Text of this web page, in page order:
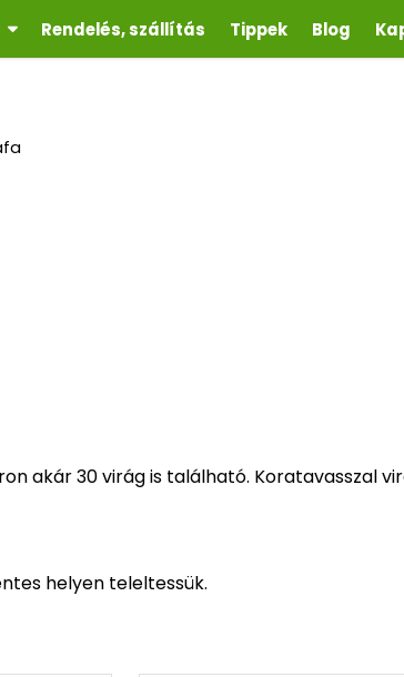
Rendelés, szállítás Tippek Blog
akár 30 virág is található. Koratavasszal
helyen teleltessük.